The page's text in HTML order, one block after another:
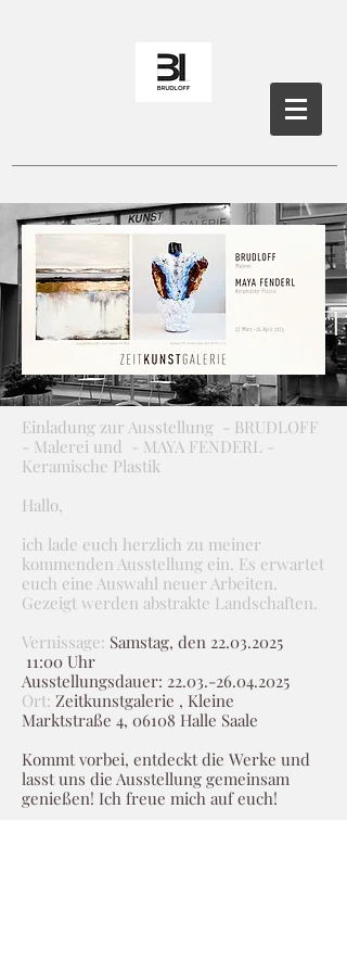
Einladung zur Ausstellung - BRUDLOFF
- Malerei und - MAYA FENDERL -
Keramische Plastik
Hallo,
ich lade euch herzlich zu meiner
kommenden Ausstellung ein. Es erwartet
euch eine Auswahl neuer Arbeiten.
Gezeigt werden abstrakte Landschaften.
Vernissage: Samstag, den 22.03.2025
11:00 Uhr
Ausstellungsdauer: 22.03.-26.04.2025
Ort: Zeitkunstgalerie , Kleine
Marktstraße 4, 06108 Halle Saale
Kommt vorbei, entdeckt die Werke und
lasst uns die Ausstellung gemeinsam
genießen! Ich freue mich auf euch!